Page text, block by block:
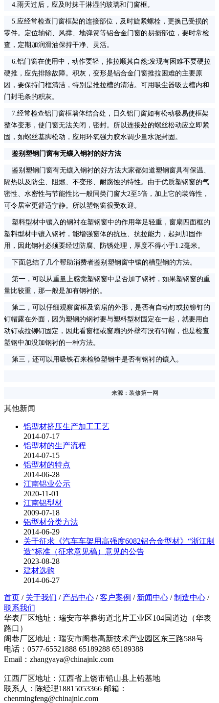
4.雨天过后，应及时抹干淋湿的玻璃和门窗框。
5.应经常检查门窗框架的连接部位，及时旋紧螺栓，更换已受损的
零件。定位轴销、风撑、地弹簧等铝合金门窗的易损部位，要时常检
查，定期加润滑油保持干净、灵活。
6.铝门窗在使用中，动作要轻，推拉顺其自然;发现有困难不要硬拉
硬推，应先排除故障。积灰，变形是铝合金门窗推拉困难的主要原
因，要保持门框清洁，特别是推拉槽的清洁。 可用吸尘器吸去槽内和
门封毛条的积灰。
7.经常检查铝门窗框墙体结合处，日久铝门窗如有松动极易使框架
整体变形，使门窗无法关闭，密封。所以连接处的螺丝松动应立即紧
固，如螺丝基脚松动，应用环氧强力胶水调少量水泥封固。
鉴别塑钢门窗有无镶入钢衬的好方法
鉴别塑钢门窗有无镶入钢衬的好方法大家都知道塑钢窗具有保温、
隔热以及防尘、阻燃、不变形、耐腐蚀的特性。由于优质塑钢窗的气
密性、水密性与节能性比一般同类门窗大2至5倍，加上它的装饰性，
可令居室更舒适宁静。所以塑钢窗很受欢迎。
塑料型材中镶入的钢衬在塑钢窗中的作用举足轻重，窗扇四面框的
塑料型材中镶入钢衬，能增强窗体的抗压、抗拉能力，起到加固作
用，因此钢衬必须要经过防腐、防锈处理，厚度不得小于1.2毫米。
下面总结了几个帮助消费者鉴别塑钢窗中镶的槽型钢的方法。
第一，可以从重量上感觉塑钢窗中是否加了钢衬，如果塑钢窗的重
量比较重，那一般是加有钢衬的。
第二，可以仔细观察窗框及窗扇的外形，是否有自动钉或拉铆钉的
钉帽露在外面，因为塑钢的钢衬要与塑料型材固定在一起，就要用自
动钉或拉铆钉固定，因此看窗框或窗扇的外壁有没有钉帽，也是检查
塑钢中加没加钢衬的一种方法。
第三，还可以用吸铁石来检验塑钢中是否有钢衬的镶入。
来源：装修第一网
其他新闻
铝型材挤压生产加工工艺
2014-07-17
铝型材的生产流程
2014-07-15
铝型材的特点
2014-06-28
江南铝业公示
2020-11-01
江南铝型材
2009-07-18
铝型材分类方法
2014-06-29
关于征求《汽车车架用高强度6082铝合金型材》“浙江制
造”标准（征求意见稿）意见的公告
2023-08-28
建材选购
2014-06-27
首页 / 关于我们 / 产品中心 /客户案例 / 新闻中心 /制造中心 /
联系我们
华表厂区地址：瑞安市莘塍街道北片工业区104国道边（华表
路口）
阁巷厂区地址：瑞安市阁巷高新技术产业园区东三路588号
电话：0577-65521888 65189288 65189388
Email：zhangyaya@chinajnlc.com
江西厂区地址：江西省上饶市铅山县上铅基地
联系人：陈经理18815053366 邮箱：
chenmingfeng@chinajnlc.com